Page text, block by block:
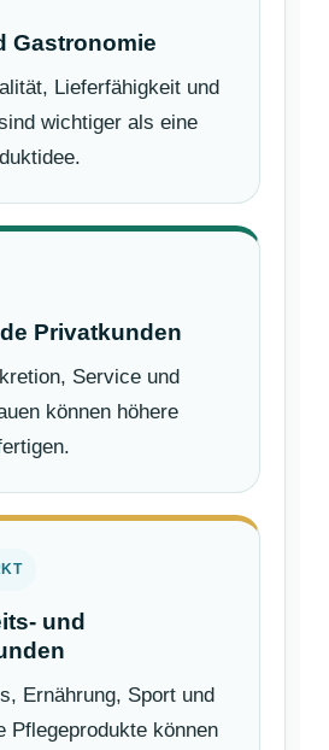
Gastronomie
Lieferfähigkeit und
wichtiger als eine
Privatkunden
Service und
können höhere
und
Ernährung, Sport und
Pflegeprodukte können